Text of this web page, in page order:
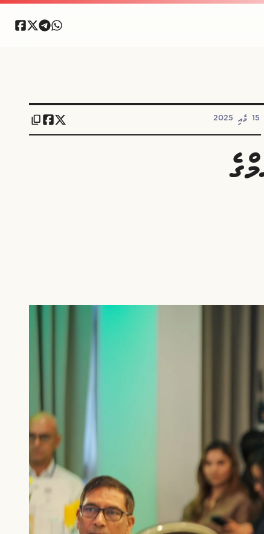
15 މެއި 2025